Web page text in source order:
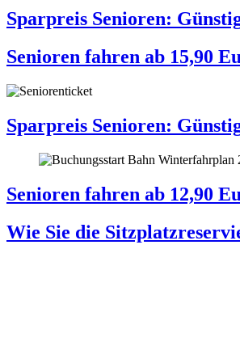
Sparpreis Senioren:
Senioren fahren ab 15,90
Sparpreis Senioren:
Senioren fahren ab 12,90
Wie Sie die